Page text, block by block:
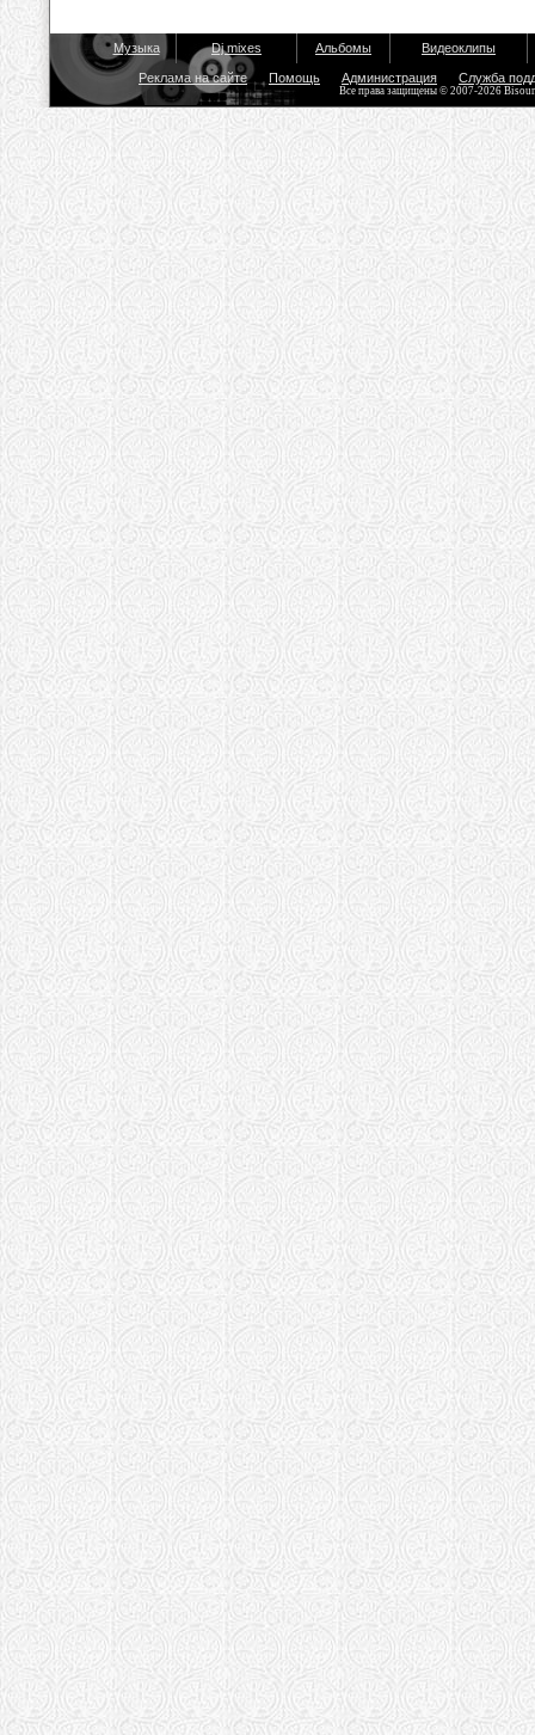
Музыка Dj mixes Альбомы Видеоклипы
Реклама на сайте Помощь Администрация Служба
Все права защищены © 2007-2026